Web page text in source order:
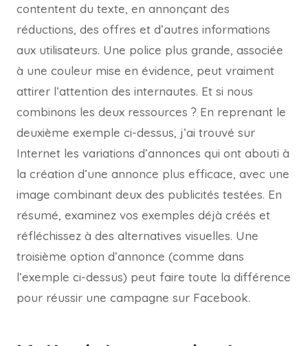
contentent du texte, en annonçant des
réductions, des offres et d’autres informations
aux utilisateurs. Une police plus grande, associée
à une couleur mise en évidence, peut vraiment
attirer l’attention des internautes. Et si nous
combinons les deux ressources ? En reprenant le
deuxième exemple ci-dessus, j’ai trouvé sur
Internet les variations d’annonces qui ont abouti à
la création d’une annonce plus efficace, avec une
image combinant deux des publicités testées. En
résumé, examinez vos exemples déjà créés et
réfléchissez à des alternatives visuelles. Une
troisième option d’annonce (comme dans
l’exemple ci-dessus) peut faire toute la différence
pour réussir une campagne sur Facebook.